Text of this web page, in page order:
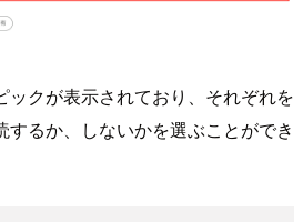
ックが表示されており、それぞれを
るか、しないかを選ぶことができ